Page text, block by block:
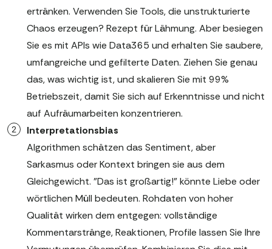
ertränken. Verwenden Sie Tools, die unstrukturierte
Chaos erzeugen? Rezept für Lähmung. Aber besiegen
Sie es mit APIs wie Data365 und erhalten Sie saubere,
umfangreiche und gefilterte Daten. Ziehen Sie genau
das, was wichtig ist, und skalieren Sie mit 99%
Betriebszeit, damit Sie sich auf Erkenntnisse und nicht
auf Aufräumarbeiten konzentrieren.
Interpretationsbias
Algorithmen schätzen das Sentiment, aber
Sarkasmus oder Kontext bringen sie aus dem
Gleichgewicht. "Das ist großartig!" könnte Liebe oder
wörtlichen Müll bedeuten. Rohdaten von hoher
Qualität wirken dem entgegen: vollständige
Kommentarstränge, Reaktionen, Profile lassen Sie Ihre